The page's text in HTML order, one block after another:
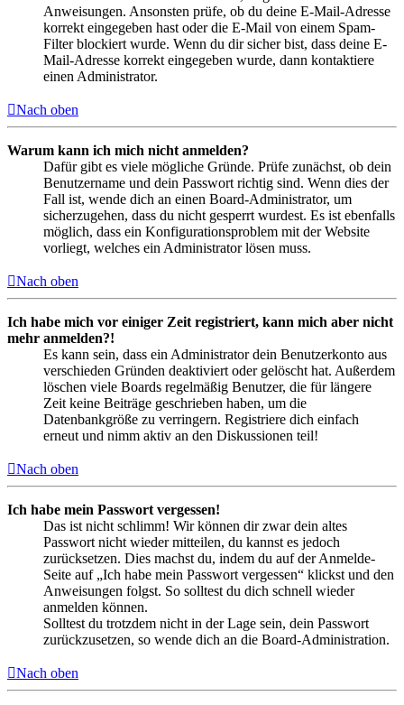
Anweisungen. Ansonsten prüfe, ob du deine E-Mail-Adresse
korrekt eingegeben hast oder die E-Mail von einem Spam-
Filter blockiert wurde. Wenn du dir sicher bist, dass deine E-
Mail-Adresse korrekt eingegeben wurde, dann kontaktiere
einen Administrator.
Nach oben
Warum kann ich mich nicht anmelden?
Dafür gibt es viele mögliche Gründe. Prüfe zunächst, ob dein
Benutzername und dein Passwort richtig sind. Wenn dies der
Fall ist, wende dich an einen Board-Administrator, um
sicherzugehen, dass du nicht gesperrt wurdest. Es ist ebenfalls
möglich, dass ein Konfigurationsproblem mit der Website
vorliegt, welches ein Administrator lösen muss.
Nach oben
Ich habe mich vor einiger Zeit registriert, kann mich aber nicht
mehr anmelden?!
Es kann sein, dass ein Administrator dein Benutzerkonto aus
verschieden Gründen deaktiviert oder gelöscht hat. Außerdem
löschen viele Boards regelmäßig Benutzer, die für längere
Zeit keine Beiträge geschrieben haben, um die
Datenbankgröße zu verringern. Registriere dich einfach
erneut und nimm aktiv an den Diskussionen teil!
Nach oben
Ich habe mein Passwort vergessen!
Das ist nicht schlimm! Wir können dir zwar dein altes
Passwort nicht wieder mitteilen, du kannst es jedoch
zurücksetzen. Dies machst du, indem du auf der Anmelde-
Seite auf „Ich habe mein Passwort vergessen“ klickst und den
Anweisungen folgst. So solltest du dich schnell wieder
anmelden können.
Solltest du trotzdem nicht in der Lage sein, dein Passwort
zurückzusetzen, so wende dich an die Board-Administration.
Nach oben